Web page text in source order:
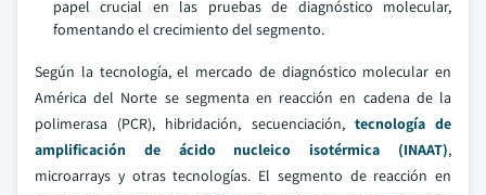
papel crucial en las pruebas de diagnóstico molecular,
fomentando el crecimiento del segmento.
Según la tecnología, el mercado de diagnóstico molecular en
América del Norte se segmenta en reacción en cadena de la
polimerasa (PCR), hibridación, secuenciación, tecnología de
amplificación de ácido nucleico isotérmica (INAAT),
microarrays y otras tecnologías. El segmento de reacción en